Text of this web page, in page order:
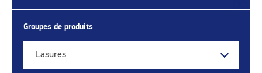
Groupes de produits
Lasures